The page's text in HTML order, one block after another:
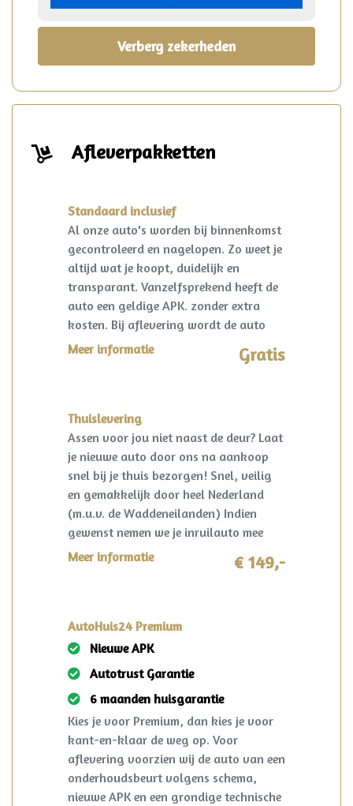
Verberg zekerheden
Afleverpakketten
Standaard inclusief
Al onze auto's worden bij binnenkomst
gecontroleerd en nagelopen. Zo weet je
altijd wat je koopt, duidelijk en
transparant. Vanzelfsprekend heeft de
auto een geldige APK. zonder extra
kosten. Bij aflevering wordt de auto
kosteloos op naam gezet en een
vrijwaring van de eventuele inruilauto
Meer informatie Gratis
Thuislevering
Assen voor jou niet naast de deur? Laat
je nieuwe auto door ons na aankoop
snel bij je thuis bezorgen! Snel, veilig
en gemakkelijk door heel Nederland
(m.u.v. de Waddeneilanden) Indien
gewenst nemen we je inruilauto mee
terug! I.c.m. pakket Premium slechts
Meer informatie € 149,-
AutoHuis24 Premium
Nieuwe APK
Autotrust Garantie
6 maanden huisgarantie
Kies je voor Premium, dan kies je voor
kant-en-klaar de weg op. Voor
aflevering voorzien wij de auto van een
onderhoudsbeurt volgens schema,
nieuwe APK en een grondige technische